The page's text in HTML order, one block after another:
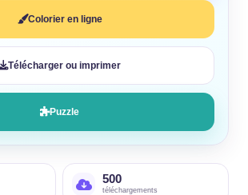
Colorier en ligne
Télécharger ou imprimer
Puzzle
500
téléchargements